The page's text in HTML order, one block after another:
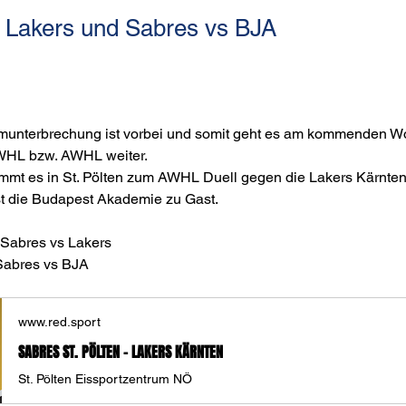
und Sabres vs BJA
ist vorbei und somit geht es am kommenden
bzw. AWHL weiter.
es in St. Pölten zum AWHL Duell gegen die Lakers
die Budapest Akademie zu Gast.
vs Lakers
vs BJA
www.red.sport
SABRES ST. PÖLTEN - LAKERS KÄRNTEN
St. Pölten Eissportzentrum NÖ